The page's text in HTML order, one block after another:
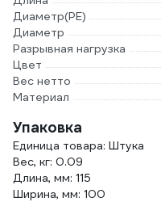
Диаметр(PE)
Диаметр
Разрывная нагрузка
Цвет
Вес нетто
Материал
Упаковка
Единица товара: Штука
Вес, кг: 0.09
Длина, мм: 115
Ширина, мм: 100